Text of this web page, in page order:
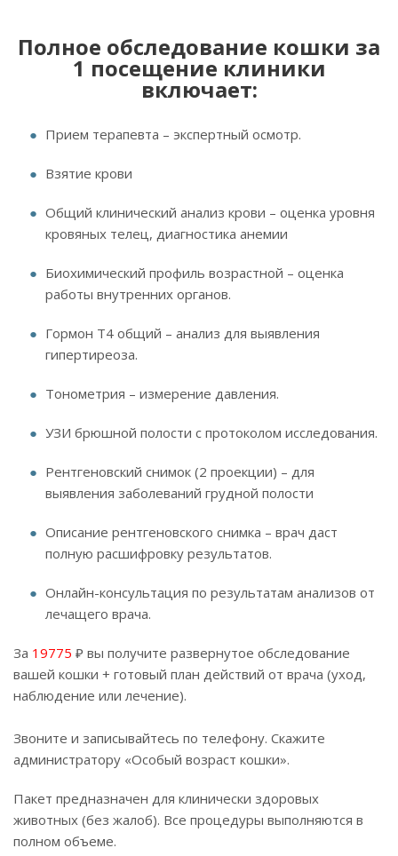
Полное обследование кошки за
1 посещение клиники
включает:
Прием терапевта – экспертный осмотр.
Взятие крови
Общий клинический анализ крови – оценка уровня
кровяных телец, диагностика анемии
Биохимический профиль возрастной – оценка
работы внутренних органов.
Гормон Т4 общий – анализ для выявления
гипертиреоза.
Тонометрия – измерение давления.
УЗИ брюшной полости с протоколом исследования.
Рентгеновский снимок (2 проекции) – для
выявления заболеваний грудной полости
Описание рентгеновского снимка – врач даст
полную расшифровку результатов.
Онлайн-консультация по результатам анализов от
лечащего врача.
За 19775 ₽ вы получите развернутое обследование
вашей кошки + готовый план действий от врача (уход,
наблюдение или лечение).
Звоните и записывайтесь по телефону. Скажите
администратору «Особый возраст кошки».
Пакет предназначен для клинически здоровых
животных (без жалоб). Все процедуры выполняются в
полном объеме.